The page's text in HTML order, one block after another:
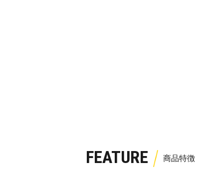
FEATURE